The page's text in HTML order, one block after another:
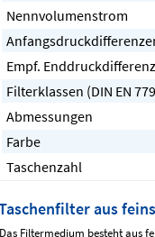
Nennvolumenstrom
Empf. Enddruckdifferenz
Filterklassen (DIN EN
Abmessungen
Farbe
Taschenzahl
aus
Das Filtermedium besteht aus